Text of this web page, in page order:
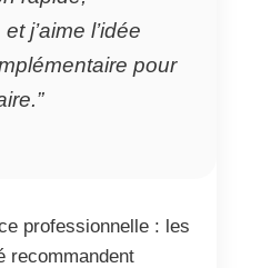
j’aime l’idée
pour
professionnelle : les
recommandent